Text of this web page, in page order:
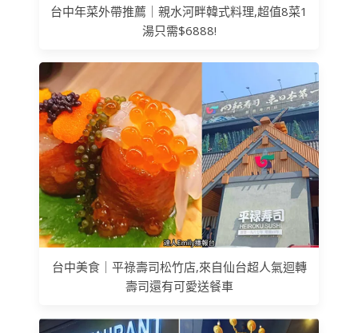
台中年菜外帶推薦｜親水河畔韓式料理,超值8菜1
湯只需$6888!
台中美食｜平祿壽司松竹店,來自仙台超人氣迴轉
壽司還有可愛送餐車